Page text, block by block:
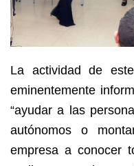
La actividad de
eminentemente
“ayudar a las
autónomos o
empresa a conocer